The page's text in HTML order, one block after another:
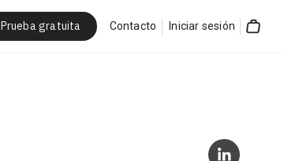
Prueba gratuita Contacto Iniciar sesión